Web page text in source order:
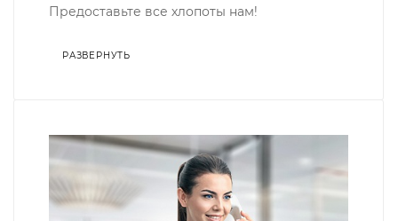
Предоставьте все хлопоты нам!
РАЗВЕРНУТЬ